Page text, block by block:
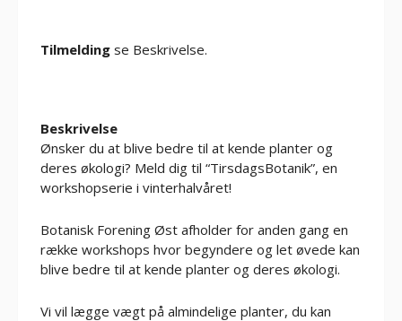
Tilmelding se Beskrivelse.
Beskrivelse
Ønsker du at blive bedre til at kende planter og
deres økologi? Meld dig til “TirsdagsBotanik”, en
workshopserie i vinterhalvåret!
Botanisk Forening Øst afholder for anden gang en
række workshops hvor begyndere og let øvede kan
blive bedre til at kende planter og deres økologi.
Vi vil lægge vægt på almindelige planter, du kan